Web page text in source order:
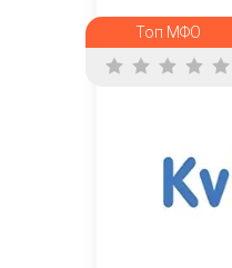
Топ МФО